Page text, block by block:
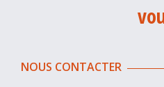
NOUS CONTACTER